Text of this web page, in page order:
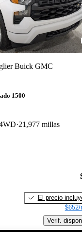
Buick GMC
1500
21,977 millas
El precio
$652/
Verif.